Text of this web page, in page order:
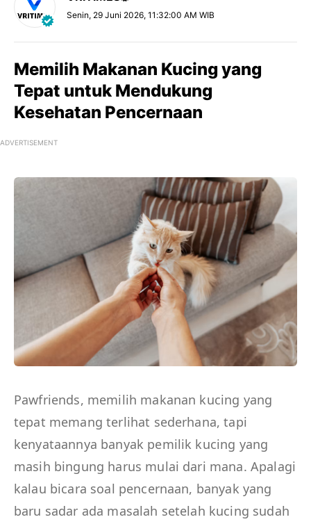
Senin, 29 Juni 2026, 11:32:00 AM WIB
Memilih Makanan Kucing yang
Tepat untuk Mendukung
Kesehatan Pencernaan
ADVERTISEMENT
Pawfriends, memilih makanan kucing yang
tepat memang terlihat sederhana, tapi
kenyataannya banyak pemilik kucing yang
masih bingung harus mulai dari mana. Apalagi
kalau bicara soal pencernaan, banyak yang
baru sadar ada masalah setelah kucing sudah